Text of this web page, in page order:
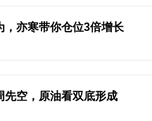
，亦寒带你仓位3倍增长
先空，原油看双底形成